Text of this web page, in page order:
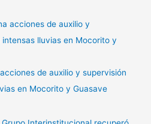
de auxilio y supervisión
en Mocorito y Guasave